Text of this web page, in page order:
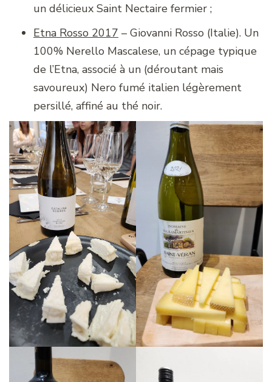
un délicieux Saint Nectaire fermier ;
Etna Rosso 2017 – Giovanni Rosso (Italie). Un
100% Nerello Mascalese, un cépage typique
de l’Etna, associé à un (déroutant mais
savoureux) Nero fumé italien légèrement
persillé, affiné au thé noir.